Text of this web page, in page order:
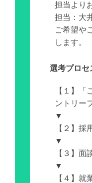
担当より
担当：大
ご希望や
します。
選考プロセ
【１】
ントリー
▼
【２】採
▼
【３】面
▼
【４】就